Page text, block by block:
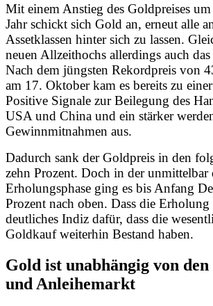
Mit einem Anstieg des Goldpreises
Jahr schickt sich Gold an, erneut alle
Assetklassen hinter sich zu lassen.
neuen Allzeithochs allerdings auch
Nach dem jüngsten Rekordpreis von
am 17. Oktober kam es bereits zu
Positive Signale zur Beilegung des
USA und China und ein stärker
Gewinnmitnahmen aus.
Dadurch sank der Goldpreis in den
zehn Prozent. Doch in der unmittelbar
Erholungsphase ging es bis Anfang
Prozent nach oben. Dass die
deutliches Indiz dafür, dass die
Goldkauf weiterhin Bestand haben.
Gold ist unabhängig von
und Anleihemarkt